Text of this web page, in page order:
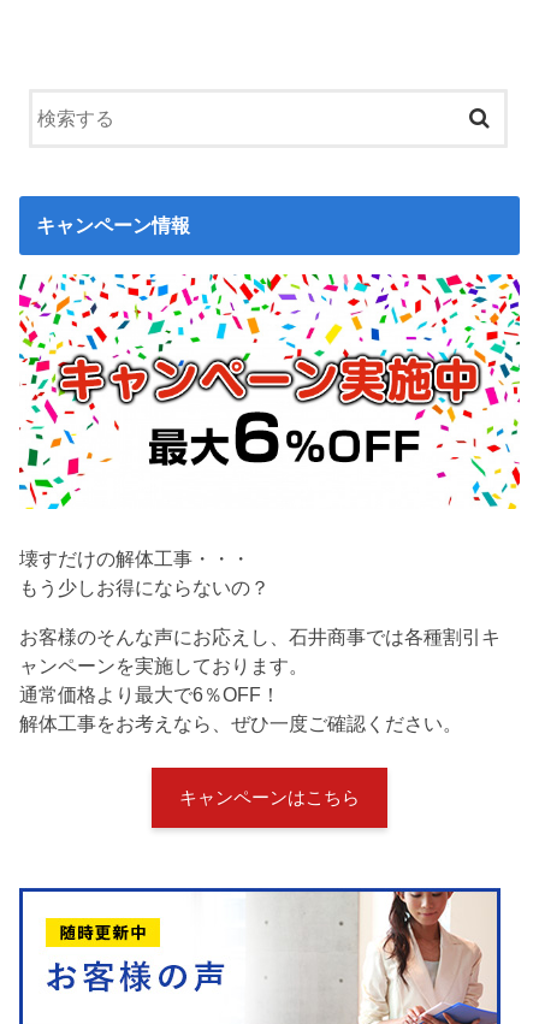
キャンペーン情報
壊すだけの解体工事・・・
もう少しお得にならないの？
お客様のそんな声にお応えし、石井商事では各種割引キ
ャンペーンを実施しております。
通常価格より最大で6％OFF！
解体工事をお考えなら、ぜひ一度ご確認ください。
キャンペーンはこちら